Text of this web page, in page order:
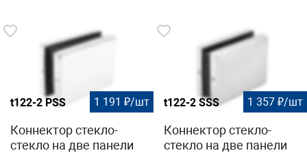
t122-2 PSS 1 191 ₽/шт
Коннектор стекло-
стекло на две панели
t122-2 SSS 1 357 ₽/шт
Коннектор стекло-
стекло на две панели